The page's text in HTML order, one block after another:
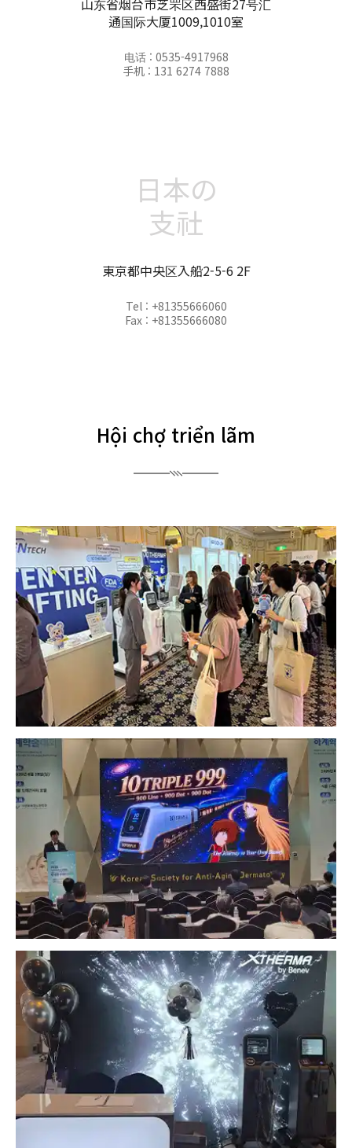
通国际大厦1009,1010室
电话 : 0535-4917968
手机 : 131 6274 7888
日本の
支社
東京都中央区入船2-5-6 2F
Tel : +81355666060
Fax : +81355666080
Hội chợ triển lãm